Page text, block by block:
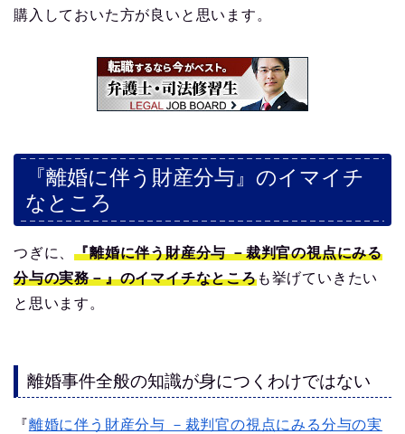
購入しておいた方が良いと思います。
『離婚に伴う財産分与』のイマイチ
なところ
つぎに、『離婚に伴う財産分与 －裁判官の視点にみる
分与の実務－』のイマイチなところも挙げていきたい
と思います。
離婚事件全般の知識が身につくわけではない
『離婚に伴う財産分与 －裁判官の視点にみる分与の実